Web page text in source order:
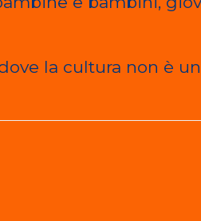
la cultura non è